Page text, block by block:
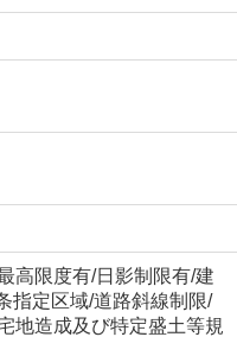
高限度有/日影制限有/建
指定区域/道路斜線制限/
地造成及び特定盛土等規